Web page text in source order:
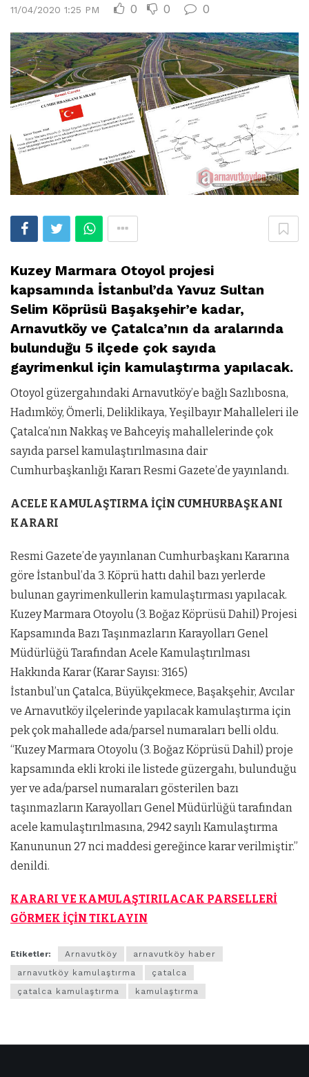
11/04/2020 1:25 PM 0 0 0
Kuzey Marmara Otoyol projesi
kapsamında İstanbul’da Yavuz Sultan
Selim Köprüsü Başakşehir’e kadar,
Arnavutköy ve Çatalca’nın da aralarında
bulunduğu 5 ilçede çok sayıda
gayrimenkul için kamulaştırma yapılacak.
Otoyol güzergahındaki Arnavutköy’e bağlı Sazlıbosna,
Hadımköy, Ömerli, Deliklikaya, Yeşilbayır Mahalleleri ile
Çatalca’nın Nakkaş ve Bahceyiş mahallelerinde çok
sayıda parsel kamulaştırılmasına dair
Cumhurbaşkanlığı Kararı Resmi Gazete’de yayınlandı.
ACELE KAMULAŞTIRMA İÇİN CUMHURBAŞKANI
KARARI
Resmi Gazete’de yayınlanan Cumhurbaşkanı Kararına
göre İstanbul’da 3. Köprü hattı dahil bazı yerlerde
bulunan gayrimenkullerin kamulaştırması yapılacak.
Kuzey Marmara Otoyolu (3. Boğaz Köprüsü Dahil) Projesi
Kapsamında Bazı Taşınmazların Karayolları Genel
Müdürlüğü Tarafından Acele Kamulaştırılması
Hakkında Karar (Karar Sayısı: 3165)
İstanbul’un Çatalca, Büyükçekmece, Başakşehir, Avcılar
ve Arnavutköy ilçelerinde yapılacak kamulaştırma için
pek çok mahallede ada/parsel numaraları belli oldu.
“Kuzey Marmara Otoyolu (3. Boğaz Köprüsü Dahil) proje
kapsamında ekli kroki ile listede güzergahı, bulunduğu
yer ve ada/parsel numaraları gösterilen bazı
taşınmazların Karayolları Genel Müdürlüğü tarafından
acele kamulaştırılmasına, 2942 sayılı Kamulaştırma
Kanununun 27 nci maddesi gereğince karar verilmiştir.”
denildi.
KARARI VE KAMULAŞTIRILACAK PARSELLERİ
GÖRMEK İÇİN TIKLAYIN
Etiketler: Arnavutköy
arnavutköy haber
arnavutköy kamulaştırma
çatalca
çatalca kamulaştırma
kamulaştırma